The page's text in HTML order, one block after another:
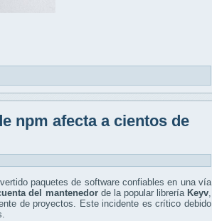
npm afecta a cientos de
paquetes de software confiables en una vía
del mantenedorde la popular librería Keyv,
de proyectos. Este incidente es crítico debido